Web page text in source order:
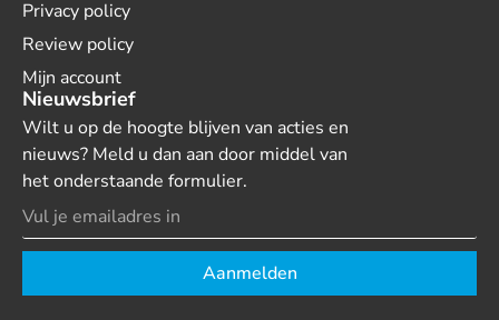
Privacy policy
Review policy
Mijn account
Nieuwsbrief
Wilt u op de hoogte blijven van acties en
nieuws? Meld u dan aan door middel van
het onderstaande formulier.
Aanmelden